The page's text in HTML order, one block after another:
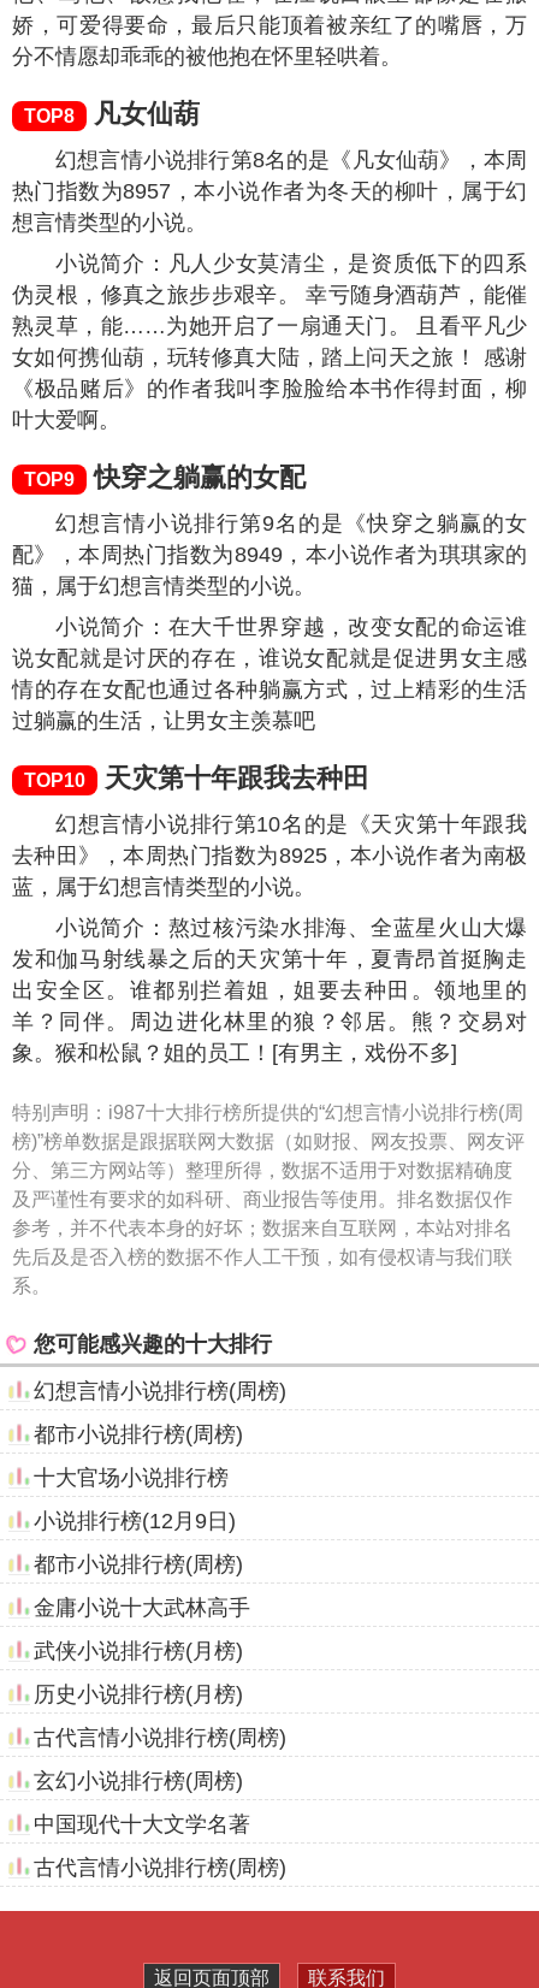
幻想言情小说排行第6名的是《苍兰诀》，本周热
门指数为9575，本小说作者为九鹭非香，属于幻想言
小说简介：历经千般辛苦万般算计，魔界的人终
于把沉睡了数万年的魔尊唤醒了。魔界的人指望他带
领他们打上天界、翻身做主、统领五行三界。但是他
们却渐渐发现，他们想太多了。这个昔日魔尊不怒自
威没错，有无边神力没错，但他……好像脑子不太好
啊！不时朝令夕改、讲话颠三倒四也就罢了，这成日
成夜神神叨叨自言自语的又是什么毛病？小兰花：“他
没病，他就是贱……见不得人好。”东方青苍：“我只是
见不得你好。”小兰花：“……”
漂亮反派重生后,被死对头宠翻了
幻想言情小说排行第7名的是《漂亮反派重生后,
被死对头宠翻了》，本周热门指数为9110 ，本小说作
者为芋泥糕糕，属于幻想言情类型的小说。
小说简介：谢若是个善恶不分的小反派。然而因
为过分漂亮的容貌，哪怕她再怎么骄纵任性脾气坏，
也让人喜爱异常。哪怕是冷若冰霜不近人情的江砚白
也为此频频破戒，偏执成狂。但谢若上辈子因为爹爹
走火入魔要灭世，却被江砚白所杀。重生一世，身为
砚白成为后世实力强悍无人能敌之前先给杀了！然而
她非但没能把人给杀掉，还被因为中毒导致神智受损
的江砚白给强吻了，对她又亲又抱，毫无半分理智可
言！就算之后清醒了，也非要娶她为妻。谢若想杀
他、骂他、故意找他茬，在江砚白眼里都像是在撒
娇，可爱得要命，最后只能顶着被亲红了的嘴唇，万
分不情愿却乖乖的被他抱在怀里轻哄着。
TOP8 凡女仙葫
幻想言情小说排行第8名的是《凡女仙葫》，本周
热门指数为 8957 ，本小说作者为冬天的柳叶，属于幻
想言情类型的小说。
小说简介：凡人少女莫清尘，是资质低下的四系
伪灵根，修真之旅步步艰辛。 幸亏随身酒葫芦，能催
熟灵草，能……为她开启了一扇通天门。 且看平凡少
女如何携仙葫，玩转修真大陆，踏上问天之旅！ 感谢
《极品赌后》的作者我叫李脸脸给本书作得封面，柳
叶大爱啊。
TOP9 快穿之躺赢的女配
幻想言情小说排行第9名的是《快穿之躺赢的女
配》，本周热门指数为
猫，属于幻想言情类型的小说。
小说简介：在大千世界穿越，改变女配的命运谁
说女配就是讨厌的存在，谁说女配就是促进男女主感
情的存在女配也通过各种躺赢方式，过上精彩的生活
过躺赢的生活，让男女主羡慕吧
TOP10 天灾第十年跟我去种田
幻想言情小说排行第10名的是《天灾第十年跟我
去种田》，本周热门指数为8925，本小说作者为南极
蓝，属于幻想言情类型的小说。
小说简介：熬过核污染水排海、全蓝星火山大爆
发和伽马射线暴之后的天灾第十年，夏青昂首挺胸走
象。猴和松鼠？姐的员工！[有男主，戏份不多]